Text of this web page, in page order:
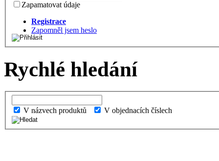
Zapamatovat údaje
Registrace
Zapomněl jsem heslo
Rychlé hledání
V názvech produktů V objednacích číslech